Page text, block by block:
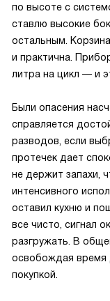
по высоте с
ставлю высокие
остальным.
и практична.
литра на цикл — и
Были опасения
справляется
разводов, если
протечек дает
не держит запахи,
интенсивного
оставил кухню и
все чисто, сигнал
разгружать. В
освобождая время
покупкой.